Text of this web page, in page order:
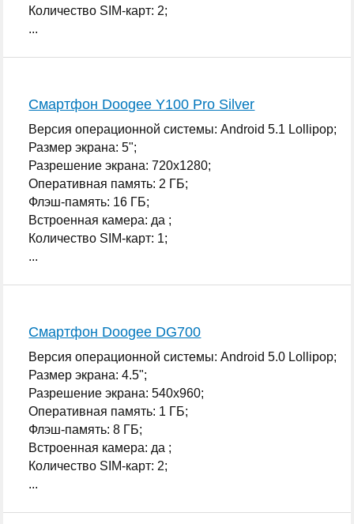
Количество SIM-карт: 2;
...
Смартфон Doogee Y100 Pro Silver
Версия операционной системы: Android 5.1 Lollipop;
Размер экрана: 5";
Разрешение экрана: 720x1280;
Оперативная память: 2 ГБ;
Флэш-память: 16 ГБ;
Встроенная камера: да ;
Количество SIM-карт: 1;
...
Смартфон Doogee DG700
Версия операционной системы: Android 5.0 Lollipop;
Размер экрана: 4.5";
Разрешение экрана: 540x960;
Оперативная память: 1 ГБ;
Флэш-память: 8 ГБ;
Встроенная камера: да ;
Количество SIM-карт: 2;
...